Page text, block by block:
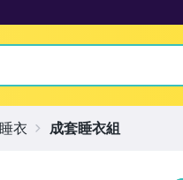
睡衣 成套睡衣組